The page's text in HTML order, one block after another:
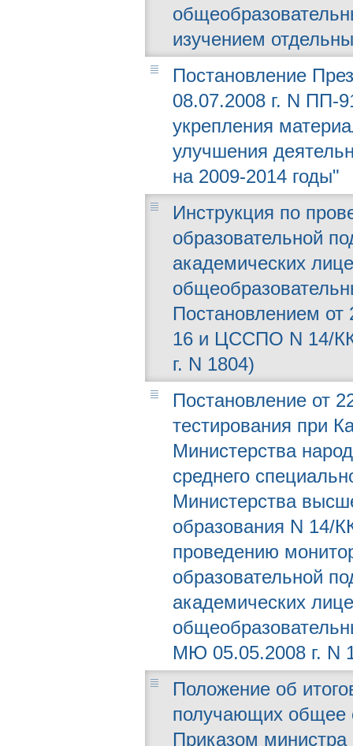
изучением
Постановление
08.07.2008 г. N ПП-
укрепления
улучшения
на 2009-2014 годы"
Инструкция по
образовательной
академических
Постановлением
16 и ЦССПО N 14/
г. N 1804)
Постановление от
тестирования при
Министерства
среднего
Министерства
образования N 14/
проведению
образовательной
академических
МЮ 05.05.2008 г. N
Положение об
получающих общее
Приказом министра